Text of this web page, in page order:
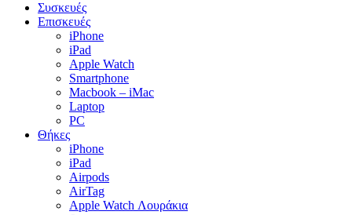
Συσκευές
Επισκευές
iPhone
iPad
Apple Watch
Smartphone
Macbook – iMac
Laptop
PC
Θήκες
iPhone
iPad
Airpods
AirTag
Apple Watch Λουράκια